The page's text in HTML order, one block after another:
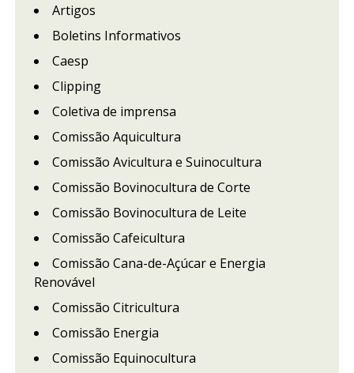
Artigos
Boletins Informativos
Caesp
Clipping
Coletiva de imprensa
Comissão Aquicultura
Comissão Avicultura e Suinocultura
Comissão Bovinocultura de Corte
Comissão Bovinocultura de Leite
Comissão Cafeicultura
Comissão Cana-de-Açúcar e Energia
Renovável
Comissão Citricultura
Comissão Energia
Comissão Equinocultura